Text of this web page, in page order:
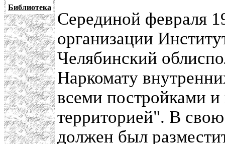
Библиотека
Серединой февраля
организации
Челябинский
Наркомату
всеми постройками
территорией". В
должен был